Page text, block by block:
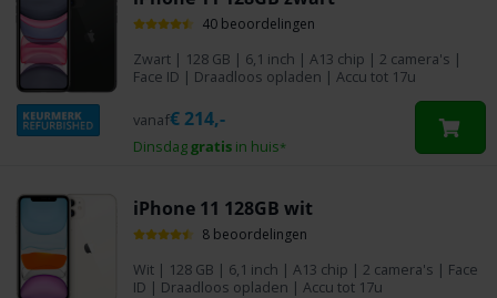
40 beoordelingen
Zwart | 128 GB | 6,1 inch | A13 chip | 2 camera's |
Face ID | Draadloos opladen | Accu tot 17u
Dinsdaggratis in huis*
vanaf€ 214,-
iPhone 11 128GB wit
8 beoordelingen
Wit | 128 GB | 6,1 inch | A13 chip | 2 camera's | Face
ID | Draadloos opladen | Accu tot 17u